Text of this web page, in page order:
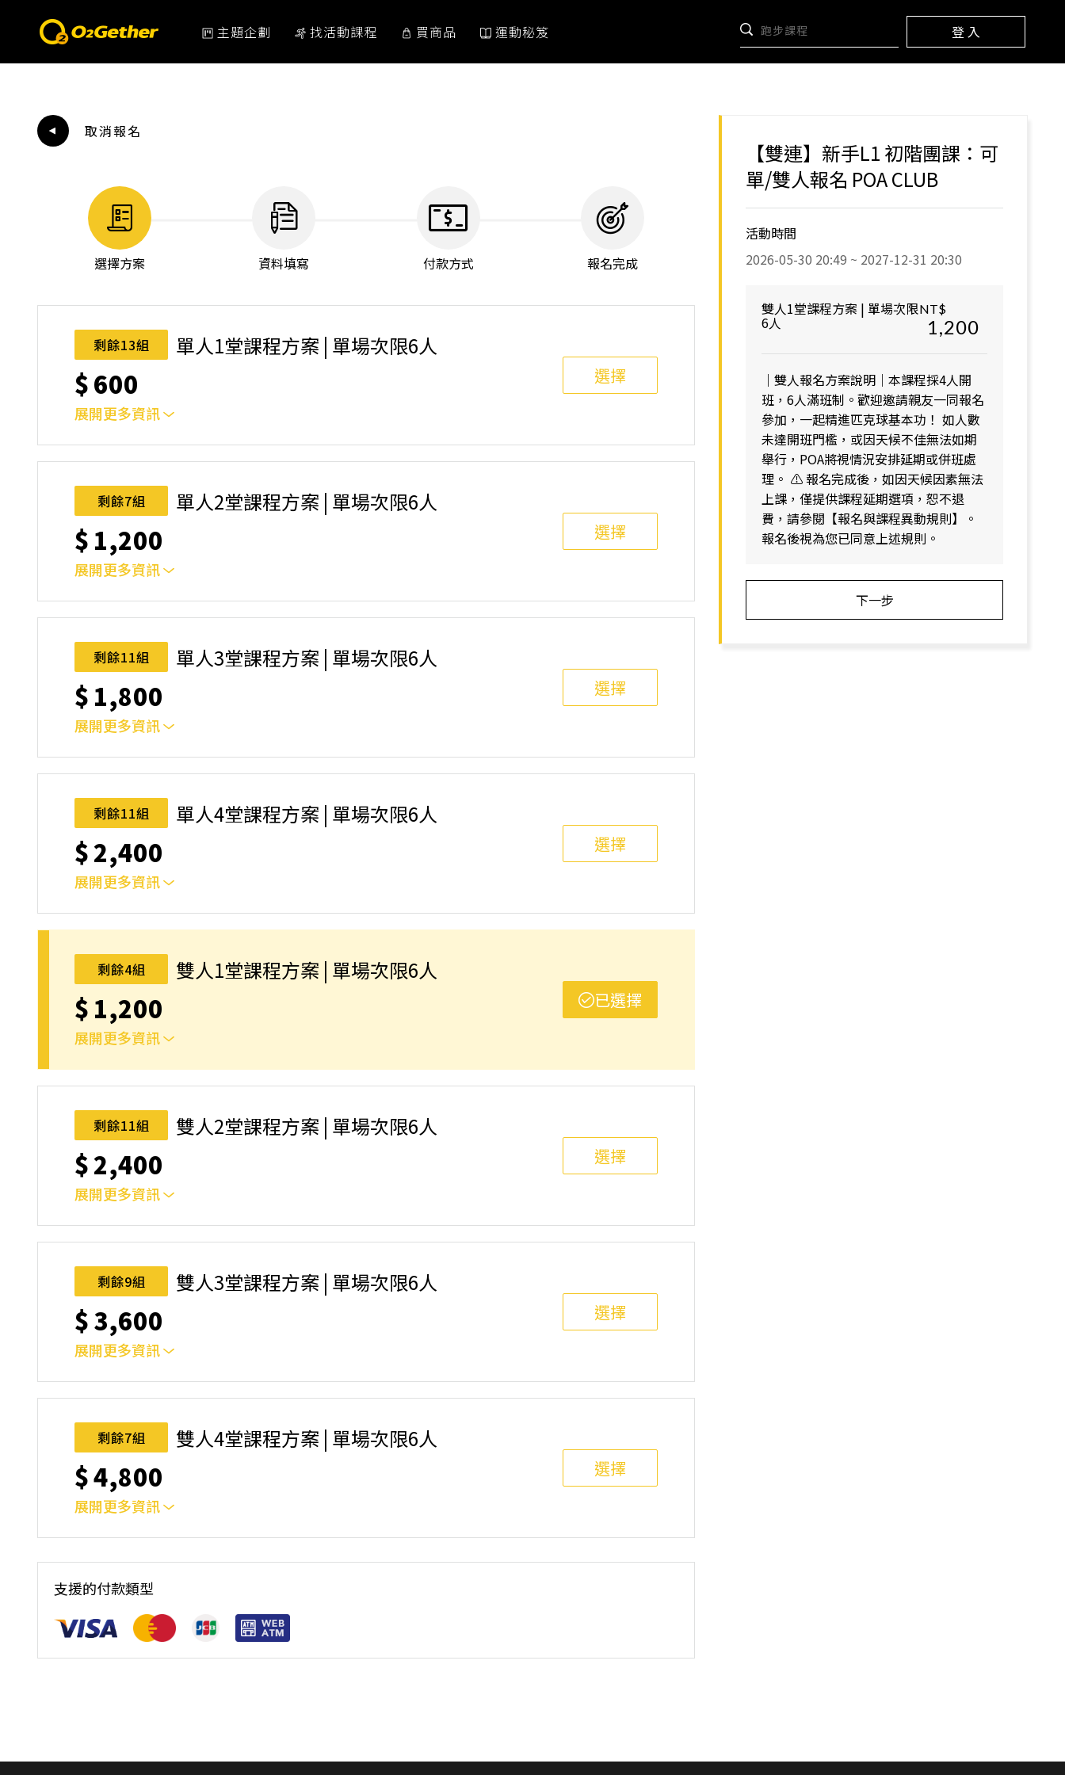
主題企劃 找活動課程 買商品 運動秘笈 登 入
取消報名
選擇方案 資料填寫 付款方式 報名完成
剩餘13組 單人1堂課程方案 | 單場次限6人
$600
展開更多資訊
選擇
｜單人報名方案說明｜本課程採4人開班，6人滿班制。歡迎邀請親友一同報名參加，一起精進匹克球基
完成後，如因天候因素無法上課，僅提供課程延期選項，恕不退費，請參閱【報名與課程異動規則】。報
名後視為您已同意上述規則。
剩餘7組 單人2堂課程方案 | 單場次限6人
$ 1,200
展開更多資訊
選擇
｜單人報名方案說明｜本課程採4人開班，6人滿班制。歡迎邀請親友一同報名參加，一起精進匹克球基
完成後，如因天候因素無法上課，僅提供課程延期選項，恕不退費，請參閱【報名與課程異動規則】。報
名後視為您已同意上述規則。
剩餘11組 單人3堂課程方案 | 單場次限6人
$ 1,800
展開更多資訊
選擇
｜單人報名方案說明｜本課程採4人開班，6人滿班制。歡迎邀請親友一同報名參加，一起精進匹克球基
完成後，如因天候因素無法上課，僅提供課程延期選項，恕不退費，請參閱【報名與課程異動規則】。報
名後視為您已同意上述規則。
剩餘11組 單人4堂課程方案 | 單場次限6人
$2,400
展開更多資訊
選擇
｜單人報名方案說明｜本課程採4人開班，6人滿班制。歡迎邀請親友一同報名參加，一起精進匹克球基
完成後，如因天候因素無法上課，僅提供課程延期選項，恕不退費，請參閱【報名與課程異動規則】。報
名後視為您已同意上述規則。
剩餘4組 雙人1堂課程方案 | 單場次限6人
$ 1,200
展開更多資訊
已選擇
｜雙人報名方案說明｜本課程採4人開班，6人滿班制。歡迎邀請親友一同報名參加，一起精進匹克球基
完成後，如因天候因素無法上課，僅提供課程延期選項，恕不退費，請參閱【報名與課程異動規則】。報
名後視為您已同意上述規則。
剩餘11組 雙人2堂課程方案 | 單場次限6人
$2,400
展開更多資訊
選擇
｜雙人報名方案說明｜本課程採4人開班，6人滿班制。歡迎邀請親友一同報名參加，一起精進匹克球基
完成後，如因天候因素無法上課，僅提供課程延期選項，恕不退費，請參閱【報名與課程異動規則】。報
名後視為您已同意上述規則。
剩餘9組 雙人3堂課程方案 | 單場次限6人
$3,600
展開更多資訊
選擇
｜雙人報名方案說明｜本課程採4人開班，6人滿班制。歡迎邀請親友一同報名參加，一起精進匹克球基
完成後，如因天候因素無法上課，僅提供課程延期選項，恕不退費，請參閱【報名與課程異動規則】。報
名後視為您已同意上述規則。
剩餘7組 雙人4堂課程方案 | 單場次限6人
$4,800
展開更多資訊
選擇
本功！ 如人數未達開班門檻，或因天候不佳無法如期舉行，POA將視情況安排延期或併班處理。 ⚠️ 報名
完成後，如因天候因素無法上課，僅提供課程延期選項，恕不退費，請參閱【報名與課程異動規則】。報
名後視為您已同意上述規則。
支援的付款類型
【雙連】新手L1 初階團課：可
單/雙人報名 POA CLUB
活動時間
2026-05-30 20:49 ~ 2027-12-31 20:30
雙人1堂課程方案 | 單場次限
6人
NT$
1,200
｜雙人報名方案說明｜本課程採4人開
班，6人滿班制。歡迎邀請親友一同報名
參加，一起精進匹克球基本功！ 如人數
未達開班門檻，或因天候不佳無法如期
舉行，POA將視情況安排延期或併班處
理。 ⚠️ 報名完成後，如因天候因素無法
上課，僅提供課程延期選項，恕不退
費，請參閱【報名與課程異動規則】。
報名後視為您已同意上述規則。
下一步